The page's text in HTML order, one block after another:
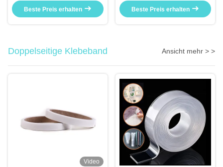
temperaturempfindliche Produkte
Beste Preis erhalten
Beste Preis erhalten
Doppelseitige Klebeband Ansicht mehr > >
Video